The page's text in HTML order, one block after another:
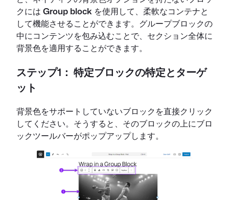
クには Group block を使用して、柔軟なコンテナと
して機能させることができます。グループブロックの
中にコンテンツを包み込むことで、セクション全体に
背景色を適用することができます。
ステップ1： 特定ブロックの特定とターゲ
ット
背景色をサポートしていないブロックを直接クリック
してください。そうすると、そのブロックの上にブロ
ックツールバーがポップアップします。